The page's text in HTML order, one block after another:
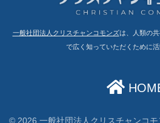
一般社団法人クリスチャンコモンズは、人類の
で広く知っていただくために活
© 2026 一般社団法人クリスチャンコ